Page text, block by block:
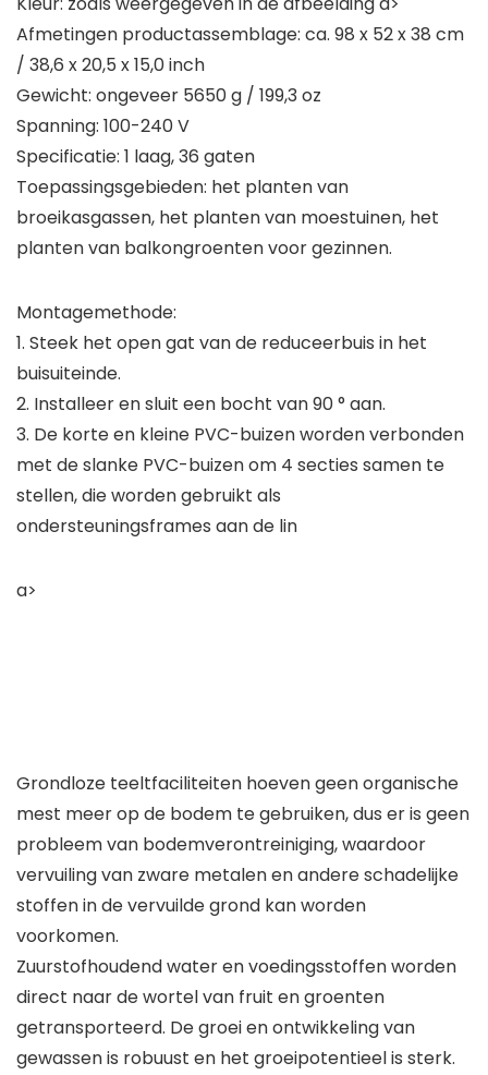
Afmetingen productassemblage: ca. 98 x 52 x 38 cm
/ 38,6 x 20,5 x 15,0 inch
Gewicht: ongeveer 5650 g / 199,3 oz
Spanning: 100-240 V
Specificatie: 1 laag, 36 gaten
Toepassingsgebieden: het planten van
broeikasgassen, het planten van moestuinen, het
planten van balkongroenten voor gezinnen.
Montagemethode:
1. Steek het open gat van de reduceerbuis in het
buisuiteinde.
2. Installeer en sluit een bocht van 90 ° aan.
3. De korte en kleine PVC-buizen worden verbonden
met de slanke PVC-buizen om 4 secties samen te
stellen, die worden gebruikt als
ondersteuningsframes aan de lin
a>
Grondloze teeltfaciliteiten hoeven geen organische
mest meer op de bodem te gebruiken, dus er is geen
probleem van bodemverontreiniging, waardoor
vervuiling van zware metalen en andere schadelijke
stoffen in de vervuilde grond kan worden
voorkomen.
Zuurstofhoudend water en voedingsstoffen worden
direct naar de wortel van fruit en groenten
getransporteerd. De groei en ontwikkeling van
gewassen is robuust en het groeipotentieel is sterk.